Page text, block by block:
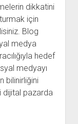
dikkatini
için
Blog
medya
hedef
medyayı
bilinirliğini
dijital pazarda